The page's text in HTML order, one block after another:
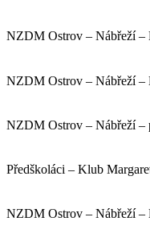
NZDM Ostrov – Nábřeží –
NZDM Ostrov – Nábřeží –
NZDM Ostrov – Nábřeží –
Předškoláci – Klub
NZDM Ostrov – Nábřeží –